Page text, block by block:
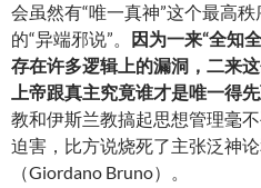
会虽然有“唯一真神”这个最高
的“异端邪说”。 因为一来“全知
存在许多逻辑上的漏洞，二来
上帝跟真主究竟谁才是唯一得
教和伊斯兰教搞起思想管理毫
迫害，比方说烧死了主张泛神
（Giordano Bruno）。